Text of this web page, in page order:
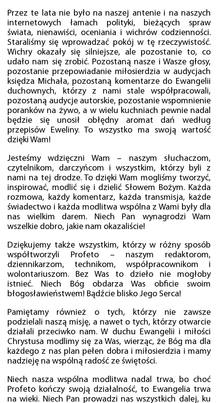
Przez te lata nie było na naszej antenie i na naszych
internetowych łamach polityki, bieżących spraw
świata, nienawiści, oceniania i wichrów codzienności.
Staraliśmy się wprowadzać pokój w tę rzeczywistość.
Wichry okazały się silniejsze, ale pozostanie to, co
udało nam się zrobić. Pozostaną nasze i Wasze głosy,
pozostanie przepowiadanie miłosierdzia w audycjach
księdza Michała, pozostaną komentarze do Ewangelii
duchownych, którzy z nami stale współpracowali,
pozostaną audycje autorskie, pozostanie wspomnienie
poranków na żywo, a w wielu kuchniach pewnie nadal
będzie się unosił obłędny aromat dań według
przepisów Eweliny. To wszystko ma swoją wartość
dzięki Wam!
Jesteśmy wdzięczni Wam – naszym słuchaczom,
czytelnikom, darczyńcom i wszystkim, którzy byli z
nami na tej drodze. To dzięki Wam mogliśmy tworzyć,
inspirować, modlić się i dzielić Słowem Bożym. Każda
rozmowa, każdy komentarz, każda transmisja, każde
świadectwo i każda modlitwa wspólna z Wami były dla
nas wielkim darem. Niech Pan wynagrodzi Wam
wszelkie dobro, jakie nam okazaliście!
Dziękujemy także wszystkim, którzy w różny sposób
współtworzyli Profeto – naszym redaktorom,
dziennikarzom, technikom, współpracownikom i
wolontariuszom. Bez Was to dzieło nie mogłoby
istnieć. Niech Bóg obdarza Was obficie swoim
błogosławieństwem! Bądźcie blisko Jego Serca!
Pamiętamy również o tych, którzy nie zawsze
podzielali naszą misję, a nawet o tych, którzy otwarcie
działali przeciwko nam. W duchu Ewangelii i miłości
Chrystusa modlimy się za Was, wierząc, że Bóg ma dla
każdego z nas plan pełen dobra i miłosierdzia i mamy
nadzieję na wspólną radość ze świętości.
Niech nasza wspólna modlitwa nadal trwa, bo choć
Profeto kończy swoją działalność, to Ewangelia trwa
na wieki. Niech Pan prowadzi nas wszystkich dalej, ku